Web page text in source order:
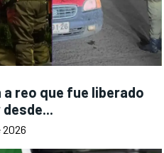
a reo que fue liberado
2026